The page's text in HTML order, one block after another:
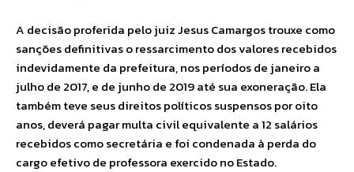
A decisão proferida pelo juiz Jesus Camargos trouxe como
sanções definitivas o ressarcimento dos valores recebidos
indevidamente da prefeitura, nos períodos de janeiro a
julho de 2017, e de junho de 2019 até sua exoneração. Ela
também teve seus direitos políticos suspensos por oito
anos, deverá pagar multa civil equivalente a 12 salários
recebidos como secretária e foi condenada à perda do
cargo efetivo de professora exercido no Estado.